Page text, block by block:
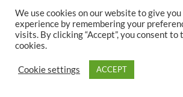
We use cookies on our website to give
experience by remembering your
visits. By clicking “Accept”, you consent to
cookies.
Cookie settings ACCEPT